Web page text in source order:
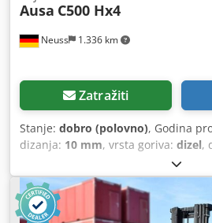
Neuss 1.336 km
Ausa C500 Hx4
Zatražiti
Stanje: dobro (polovno), Godina
dizanja: 10 mm, vrsta goriva: dizel,
, Težina praznog vozila: 8.350
4.900 kg Visina izgradnje: 27,7 cm
stanje: dobro Optičko stanje:
(D x Š x V): D x Š 3,37 x 2,00 m